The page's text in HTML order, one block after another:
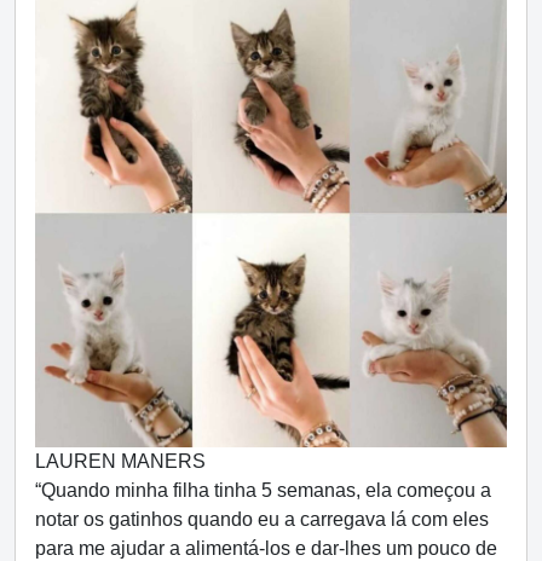
LAUREN MANERS
“Quando minha filha tinha 5 semanas, ela começou a
notar os gatinhos quando eu a carregava lá com eles
para me ajudar a alimentá-los e dar-lhes um pouco de